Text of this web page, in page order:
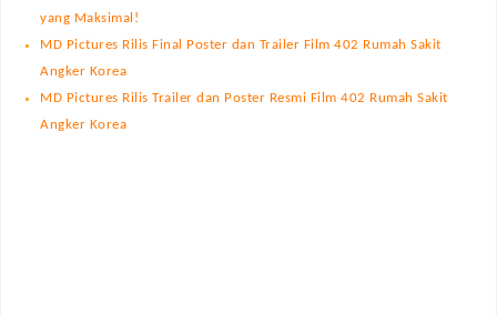
yang Maksimal!
MD Pictures Rilis Final Poster dan Trailer Film 402 Rumah Sakit
Angker Korea
MD Pictures Rilis Trailer dan Poster Resmi Film 402 Rumah Sakit
Angker Korea